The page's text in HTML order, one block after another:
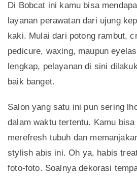
Di Bobcat ini kamu bisa
layanan perawatan dari ujung
kaki. Mulai dari potong rambut,
pedicure, waxing, maupun
lengkap, pelayanan di sini
baik banget.
Salon yang satu ini pun sering
dalam waktu tertentu. Kamu bisa
merefresh tubuh dan
stylish abis ini. Oh ya, habis
foto-foto. Soalnya dekorasi